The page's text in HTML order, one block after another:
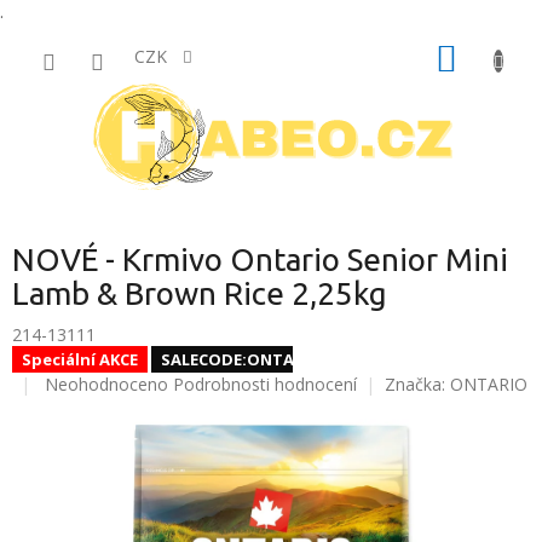
.
CZK
NOVÉ - Krmivo Ontario Senior Mini
Lamb & Brown Rice 2,25kg
214-13111
Speciální AKCE SALECODE:ONTAR10:10:%
Průměrné
Neohodnoceno Podrobnosti hodnocení Značka: ONTARIO